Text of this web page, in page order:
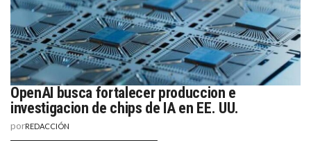
OpenAI busca fortalecer produccion e
investigacion de chips de IA en EE. UU.
porREDACCIÓN